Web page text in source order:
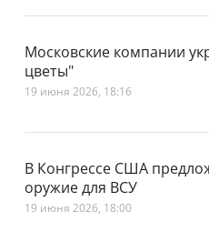
Московские компании
цветы"
19 июня 2026, 18:16
В Конгрессе США
оружие для ВСУ
19 июня 2026, 18:00